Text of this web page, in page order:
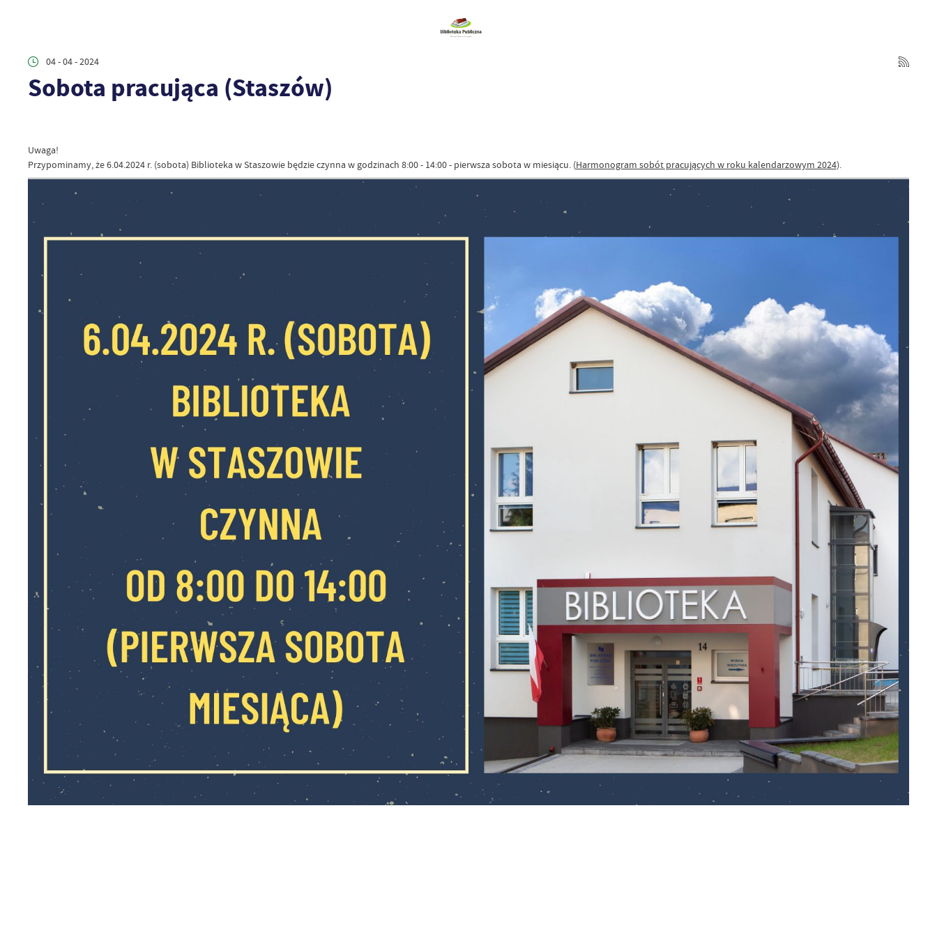
04 - 04 - 2024
Sobota pracująca (Staszów)
Uwaga!
Przypominamy, że 6.04.2024 r. (sobota) Biblioteka w Staszowie będzie czynna w godzinach 8:00 - 14:00 - pierwsza sobota w miesiącu. (Harmonogram sobót pracujących w roku kalendarzowym 2024).